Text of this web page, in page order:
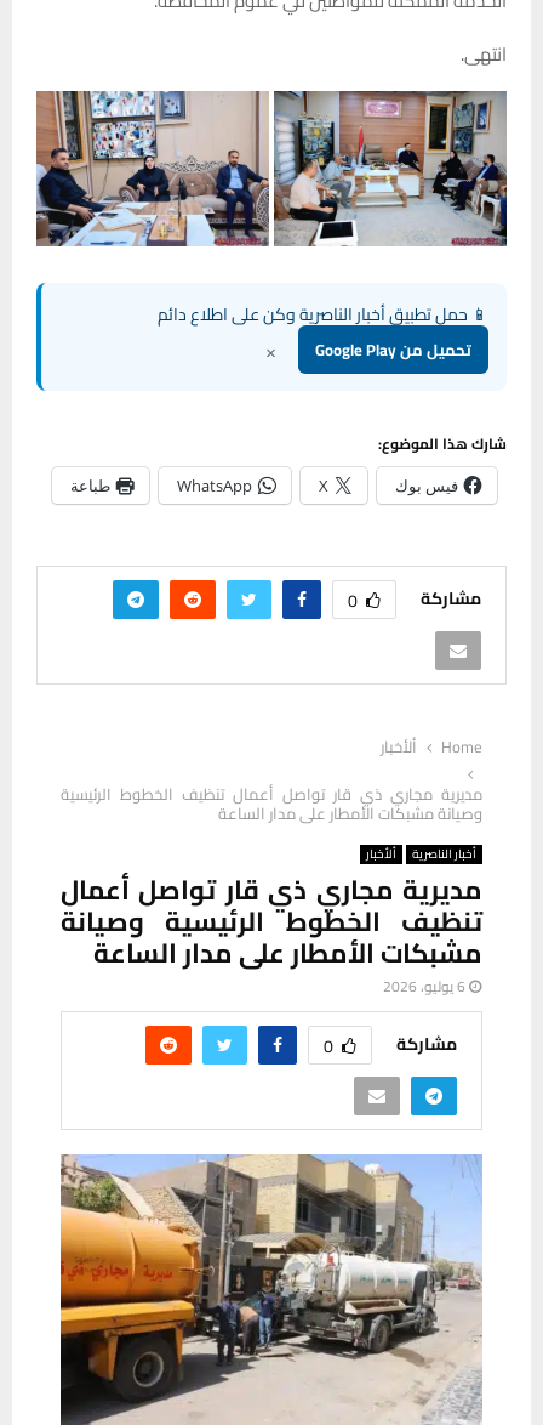
انتهى.
📱 حمل تطبيق أخبار الناصرية وكن على اطلاع دائم
تحميل من Google Play ×
شارك هذا الموضوع:
فيس بوك X
WhatsApp طباعة
مشاركة 0
Home
ألأخبار
مديرية مجاري ذي قار تواصل أعمال تنظيف الخطوط الرئيسية
وصيانة مشبكات الأمطار على مدار الساعة
أخبار الناصرية ألأخبار
مديرية مجاري ذي قار تواصل أعمال
تنظيف الخطوط الرئيسية وصيانة
مشبكات الأمطار على مدار الساعة
6 يوليو، 2026
مشاركة 0